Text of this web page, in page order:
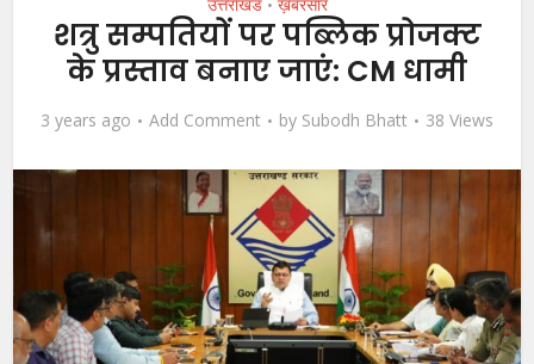
•
शत्रु सम्पतियों पर पब्लिक प्रोजक्ट
के प्रस्ताव बनाए जाएं: CM धामी
3 years ago Add Comment by Subodh Bhatt 38 Views